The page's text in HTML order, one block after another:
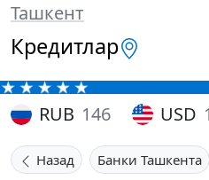
Ташкент
Кредитлар
RUB 146 USD
Назад Банки Ташкента